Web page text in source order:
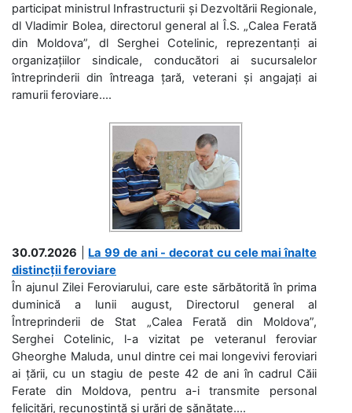
participat ministrul Infrastructurii și Dezvoltării Regionale,
dl Vladimir Bolea, directorul general al Î.S. „Calea Ferată
din Moldova”, dl Serghei Cotelinic, reprezentanți ai
organizațiilor sindicale, conducători ai sucursalelor
întreprinderii din întreaga țară, veterani și angajați ai
ramurii feroviare....
30.07.2026
La 99 de ani - decorat cu cele mai înalte
distincții feroviare
În ajunul Zilei Feroviarului, care este sărbătorită în prima
duminică a lunii august, Directorul general al
Întreprinderii de Stat „Calea Ferată din Moldova”,
Serghei Cotelinic, l-a vizitat pe veteranul feroviar
Gheorghe Maluda, unul dintre cei mai longevivi feroviari
ai țării, cu un stagiu de peste 42 de ani în cadrul Căii
Ferate din Moldova, pentru a-i transmite personal
felicitări, recunoștință și urări de sănătate....